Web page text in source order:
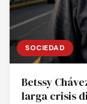
SOCIEDAD
Betssy
larga crisis